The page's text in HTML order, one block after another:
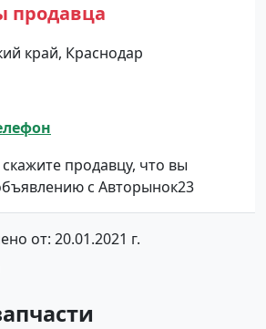
продавца
край, Краснодар
продавцу, что вы
с Авторынок23
от: 20.01.2021 г.